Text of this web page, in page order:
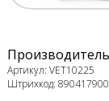
Артикул: VET10225
Штрихкод: